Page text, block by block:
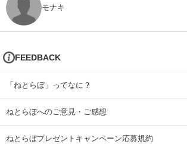
モナキ
FEEDBACK
「ねとらぼ」ってなに？
ねとらぼへのご意見・ご感想
ねとらぼプレゼントキャンペーン応募規約